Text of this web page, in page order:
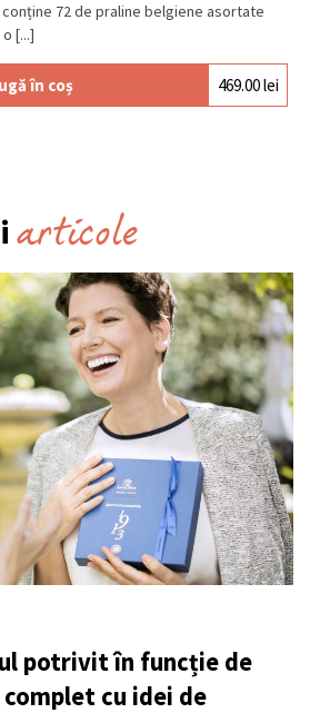
conține 72 de praline belgiene asortate
[...]
în coș 469.00lei
articole
potrivit în funcție de
complet cu idei de